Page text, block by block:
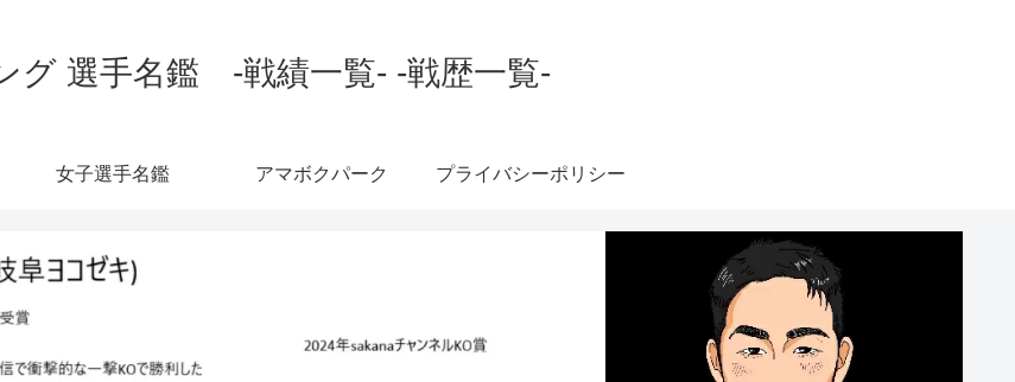
グ 選手名鑑 -戦績一覧- -戦歴一覧-
女子選手名鑑 アマボクパーク プライバシーポリシー